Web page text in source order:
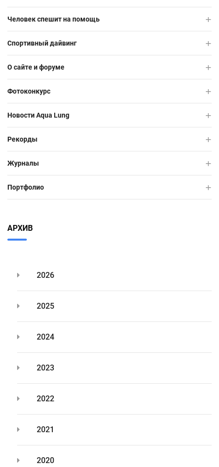
Человек спешит на помощь
Спортивный дайвинг
О сайте и форуме
Фотоконкурс
Новости Aqua Lung
Рекорды
Журналы
Портфолио
АРХИВ
2026
2025
2024
2023
2022
2021
2020